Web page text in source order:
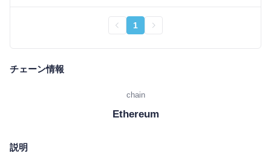
1
チェーン情報
chain
Ethereum
説明